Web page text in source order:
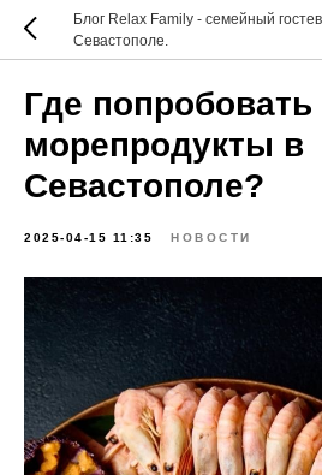
Блог Relax Family - семейный
Севастополе.
Где
морепродукты в
Севастополе?
2025-04-15 11:35 НОВОСТИ